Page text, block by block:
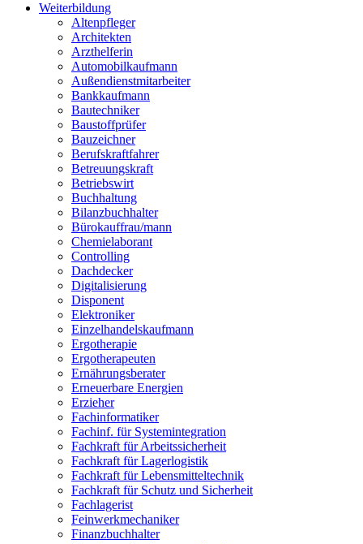
Weiterbildung
Altenpfleger
Architekten
Arzthelferin
Automobilkaufmann
Außendienstmitarbeiter
Bankkaufmann
Bautechniker
Baustoffprüfer
Bauzeichner
Berufskraftfahrer
Betreuungskraft
Betriebswirt
Buchhaltung
Bilanzbuchhalter
Bürokauffrau/mann
Chemielaborant
Controlling
Dachdecker
Digitalisierung
Disponent
Elektroniker
Einzelhandelskaufmann
Ergotherapie
Ergotherapeuten
Ernährungsberater
Erneuerbare Energien
Erzieher
Fachinformatiker
Fachinf. für Systemintegration
Fachkraft für Arbeitssicherheit
Fachkraft für Lagerlogistik
Fachkraft für Lebensmitteltechnik
Fachkraft für Schutz und Sicherheit
Fachlagerist
Feinwerkmechaniker
Finanzbuchhalter